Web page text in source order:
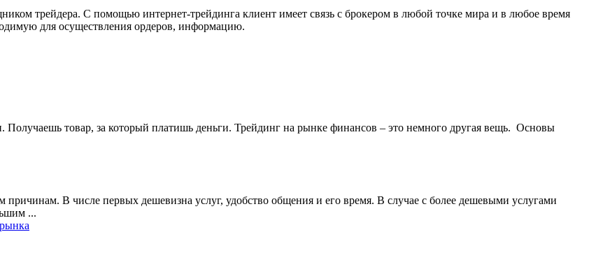
трейдера. С помощью интернет-трейдинга клиент имеет связь с брокером в любой точке мира и в любое время
для осуществления ордеров, информацию.
Получаешь товар, за который платишь деньги. Трейдинг на рынке финансов – это немного другая вещь. Основы
В числе первых дешевизна услуг, удобство общения и его время. В случае с более дешевыми услугами
...